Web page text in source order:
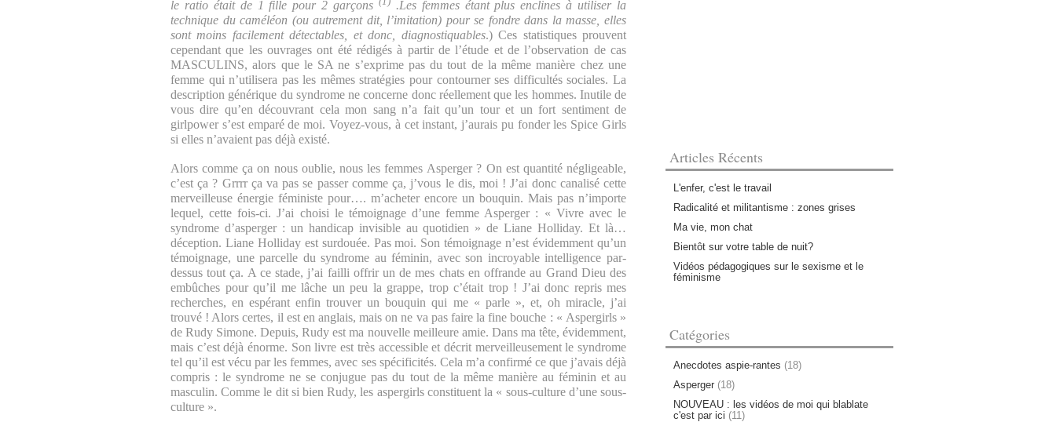
le ratio était de 1 fille pour 2 garçons
.Les femmes étant plus enclines à utiliser la
technique du caméléon (ou autrement dit, l’imitation) pour se fondre dans la masse, elles
sont moins facilement détectables, et donc, diagnostiquables.) Ces statistiques prouvent
cependant que les ouvrages ont été rédigés à partir de l’étude et de l’observation de cas
MASCULINS, alors que le SA ne s’exprime pas du tout de la même manière chez une
femme qui n’utilisera pas les mêmes stratégies pour contourner ses difficultés sociales. La
description générique du syndrome ne concerne donc réellement que les hommes. Inutile de
vous dire qu’en découvrant cela mon sang n’a fait qu’un tour et un fort sentiment de
girlpower s’est emparé de moi. Voyez-vous, à cet instant, j’aurais pu fonder les Spice Girls
si elles n’avaient pas déjà existé.
Alors comme ça on nous oublie, nous les femmes Asperger ? On est quantité négligeable,
c’est ça ? Grrrr ça va pas se passer comme ça, j’vous le dis, moi ! J’ai donc canalisé cette
merveilleuse énergie féministe pour…. m’acheter encore un bouquin. Mais pas n’importe
lequel, cette fois-ci. J’ai choisi le témoignage d’une femme Asperger : « Vivre avec le
syndrome d’asperger : un handicap invisible au quotidien » de Liane Holliday. Et là…
déception. Liane Holliday est surdouée. Pas moi. Son témoignage n’est évidemment qu’un
témoignage, une parcelle du syndrome au féminin, avec son incroyable intelligence par-
dessus tout ça. A ce stade, j’ai failli offrir un de mes chats en offrande au Grand Dieu des
embûches pour qu’il me lâche un peu la grappe, trop c’était trop ! J’ai donc repris mes
recherches, en espérant enfin trouver un bouquin qui me « parle », et, oh miracle, j’ai
trouvé ! Alors certes, il est en anglais, mais on ne va pas faire la fine bouche : « Aspergirls »
de Rudy Simone. Depuis, Rudy est ma nouvelle meilleure amie. Dans ma tête, évidemment,
mais c’est déjà énorme. Son livre est très accessible et décrit merveilleusement le syndrome
tel qu’il est vécu par les femmes, avec ses spécificités. Cela m’a confirmé ce que j’avais déjà
compris : le syndrome ne se conjugue pas du tout de la même manière au féminin et au
masculin. Comme le dit si bien Rudy, les aspergirls constituent la « sous-culture d’une sous-
culture ».
Articles Récents
L'enfer, c'est le travail
Radicalité et militantisme : zones grises
Ma vie, mon chat
Bientôt sur votre table de nuit?
Vidéos pédagogiques sur le sexisme et le
féminisme
Catégories
Anecdotes aspie-rantes (18)
Asperger (18)
NOUVEAU : les vidéos de moi qui blablate
c'est par ici (11)